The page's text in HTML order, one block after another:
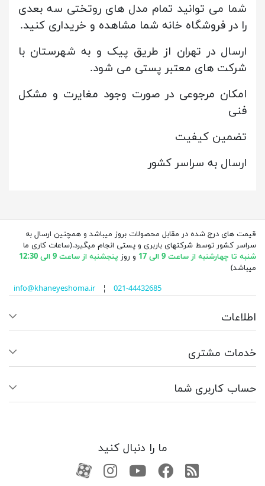
شما می توانید تمام مدل های روتختی سه بعدی
را در فروشگاه خانه شما مشاهده و خریداری کنید.
ارسال در تهران از طریق پیک و به شهرستان با
شرکت های معتبر پستی می شود.
امکان مرجوعی در صورت وجود مغایرت و مشکل
فنی
تضمین کیفیت
ارسال به سراسر کشور
قیمت های درج شده در مقابل محصولات بروز میباشد و همچنین ارسال به
سراسر کشور توسط شرکتهای باربری و پستی انجام میگیرد.(ساعات کاری ما
شنبه تا چهارشنبه از ساعت 9 الی 17
و روز پنجشنبه از ساعت 9 الی 12:30
میباشد)
info@khaneyeshoma.ir¦ 021-44432685
اطلاعات
خدمات مشتری
حساب کاربری شما
ما را دنبال کنید
RSSفیسبوکیوتیوبکانال آپارات
کانال آپارات